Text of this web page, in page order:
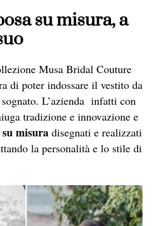
su misura, a
Musa Bridal Couture
di poter indossare il vestito da
sognato. L’azienda infatti con
tradizione e innovazione e
misura disegnati e realizzati
la personalità e lo stile di